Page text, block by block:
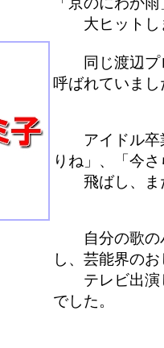
大ヒットし
同じ渡辺プロ
呼ばれていまし
アイドル卒業
りね」、「今
飛ばし、ま
自分の歌のバ
し、芸能界の
テレビ出演し
でした。